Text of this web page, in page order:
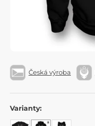
Česká výroba
Varianty: